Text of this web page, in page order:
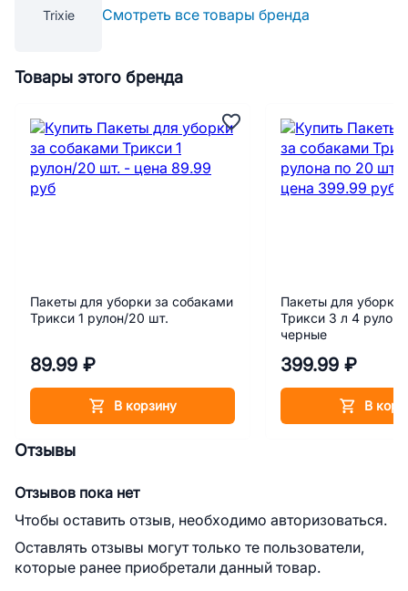
Trixie Смотреть все товары бренда
Товары этого бренда
Пакеты для уборки за собаками
Трикси 1 рулон/20 шт.
89.99 ₽
В корзину
Пакеты для уборки
Трикси 3 л 4
черные
399.99 ₽
В
Отзывы
Отзывов пока нет
Чтобы оставить отзыв, необходимо авторизоваться.
Оставлять отзывы могут только те пользователи,
которые ранее приобретали данный товар.